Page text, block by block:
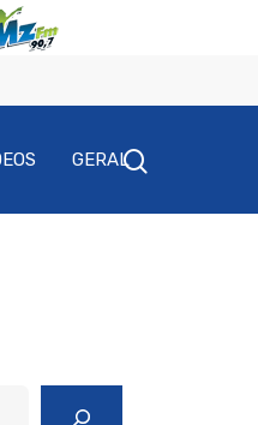
GERAL